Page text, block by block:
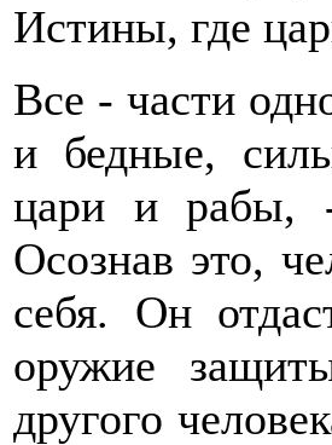
Истины, где
Все - части
и бедные,
цари и рабы, -
Осознав это,
себя. Он
оружие
другого